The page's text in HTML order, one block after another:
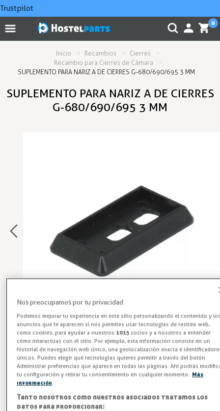
Trustpilot
0
Inicio Recambios
Cierres
Recambio para Cierres de Cámara
SUPLEMENTO PARA NARIZ A DE CIERRES G-680/690/695 3 MM
SUPLEMENTO PARA NARIZ A DE CIERRES
G-680/690/695 3 MM
Suplemento Nariz Cierre
Suplemento de 3 mm para Nariz A compatible con cierres
G-680/690/695. Fabricado en materiales resistentes,
asegura un ajuste perfecto en cámaras frigoríficas. Optimiza
el rendimiento de tu cámara frigorífica con el suplemento
Nos preocupamos por tu privacidad
Podemos mejorar tu experiencia en este sitio personalizando el contenido y
anuncios que te aparecen si nos permites usar tecnologías de rastreo web,
como cookies, para ayudar a nuestros 1015 socios y a nosotros a entender
cómo interactúas con el sitio. Por ejemplo, esta información consiste en un
historial de navegación web único, una geolocalización exacta e
únicos. Puedes elegir qué tecnologías quieres permitir a través del botón
Administrar preferencias que aparece en todas las páginas. Ahí podrás
tu configuración y retirar tu consentimiento en cualquier momento. Más
información
Tanto nosotros como nuestros asociados tratamos los
datos para proporcionar: